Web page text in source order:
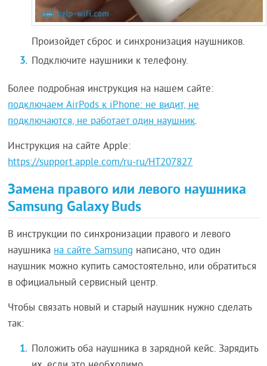
Произойдет сброс и синхронизация наушников.
Подключите наушники к телефону.
Более подробная инструкция на нашем сайте:
подключаем AirPods к iPhone: не видит, не
подключаются, не работает один наушник.
Инструкция на сайте Apple:
https://support.apple.com/ru-ru/HT207827
Замена правого или левого наушника
Samsung Galaxy Buds
В инструкции по синхронизации правого и левого
наушникана сайте Samsung написано, что один
наушник можно купить самостоятельно, или обратиться
в официальный сервисный центр.
Чтобы связать новый и старый наушник нужно сделать
так:
Положить оба наушника в зарядной кейс. Зарядить